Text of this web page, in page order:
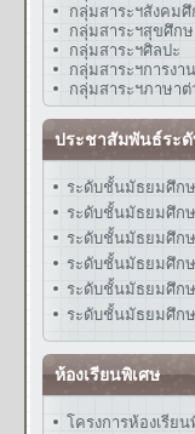
กลุ่มสาระฯสังคมศึ
กลุ่มสาระฯสุขศึกษ
กลุ่มสาระฯศิลปะ
กลุ่มสาระฯการงา
กลุ่มสาระฯภาษาต่
ประชาสัมพันธ์ระ
ระดับชั้นมัธยมศึก
ระดับชั้นมัธยมศึก
ระดับชั้นมัธยมศึก
ระดับชั้นมัธยมศึก
ระดับชั้นมัธยมศึก
ระดับชั้นมัธยมศึก
ห้องเรียนพิเศษ
โครงการห้องเรียน